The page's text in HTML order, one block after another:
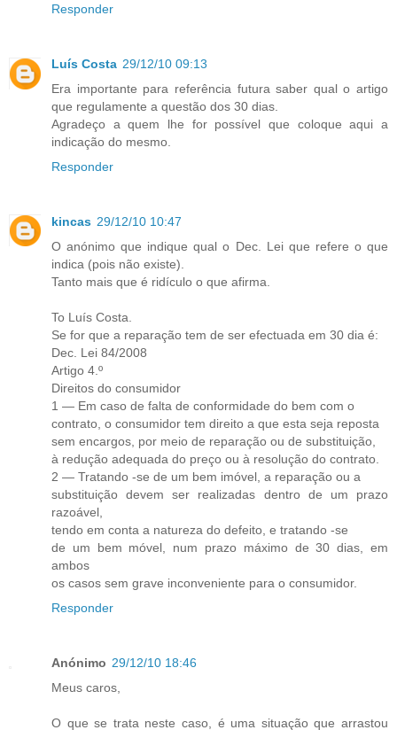
Responder
Luís Costa 29/12/10 09:13
Era importante para referência futura saber qual o artigo
que regulamente a questão dos 30 dias.
Agradeço a quem lhe for possível que coloque aqui a
indicação do mesmo.
Responder
kincas 29/12/10 10:47
O anónimo que indique qual o Dec. Lei que refere o que
indica (pois não existe).
Tanto mais que é ridículo o que afirma.
To Luís Costa.
Se for que a reparação tem de ser efectuada em 30 dia é:
Dec. Lei 84/2008
Artigo 4.º
Direitos do consumidor
1 — Em caso de falta de conformidade do bem com o
contrato, o consumidor tem direito a que esta seja reposta
sem encargos, por meio de reparação ou de substituição,
à redução adequada do preço ou à resolução do contrato.
2 — Tratando -se de um bem imóvel, a reparação ou a
substituição devem ser realizadas dentro de um prazo
razoável,
tendo em conta a natureza do defeito, e tratando -se
de um bem móvel, num prazo máximo de 30 dias, em
ambos
os casos sem grave inconveniente para o consumidor.
Responder
Anónimo 29/12/10 18:46
Meus caros,
O que se trata neste caso, é uma situação que arrastou